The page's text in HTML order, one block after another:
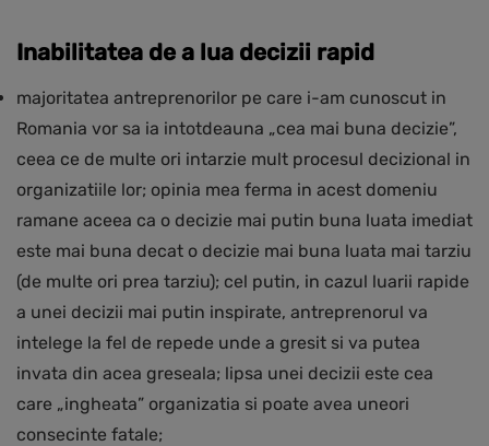
Inabilitatea de a lua decizii rapid
majoritatea antreprenorilor pe care i-am cunoscut in
Romania vor sa ia intotdeauna „cea mai buna decizie”,
ceea ce de multe ori intarzie mult procesul decizional in
organizatiile lor; opinia mea ferma in acest domeniu
ramane aceea ca o decizie mai putin buna luata imediat
este mai buna decat o decizie mai buna luata mai tarziu
(de multe ori prea tarziu); cel putin, in cazul luarii rapide
a unei decizii mai putin inspirate, antreprenorul va
intelege la fel de repede unde a gresit si va putea
invata din acea greseala; lipsa unei decizii este cea
care „ingheata” organizatia si poate avea uneori
consecinte fatale;